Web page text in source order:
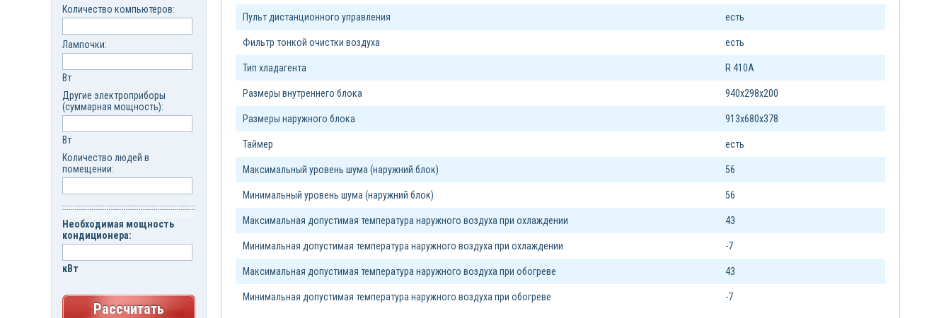
Пульт дистанционного управления есть
Фильтр тонкой очистки воздуха есть
Тип xладагента R 410A
Размеры внутреннего блока 940х298х200
Размеры наружного блока 913х680х378
Таймер есть
Максимальный уровень шума (наружний блок) 56
Минимальный уровень шума (наружний блок) 56
Максимальная допустимая температура наружного воздуха при охлаждении 43
Минимальная допустимая температура наружного воздуха при охлаждении -7
Максимальная допустимая температура наружного воздуха при обогреве 43
Минимальная допустимая температура наружного воздуха при обогреве -7
Количество компьютеров:
Лампочки:
Вт
Другие электроприборы
(суммарная мощность):
Вт
Количество людей в
помещении:
Необходимая мощность
кондиционера:
кВт
Рассчитать